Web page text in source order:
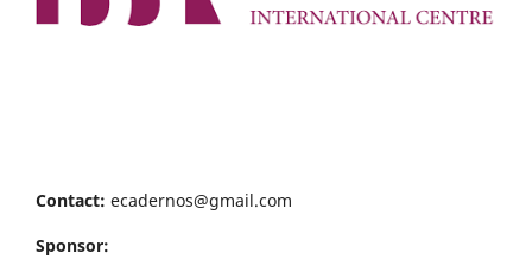
Contact: ecadernos@gmail.com
Sponsor: